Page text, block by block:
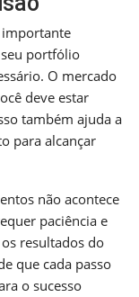
importante
portfólio
O mercado
deve estar
também ajuda a
para alcançar
não acontece
paciência e
resultados do
que cada passo
o sucesso